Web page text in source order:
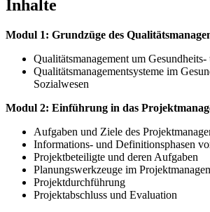
Inhalte
Modul 1: Grundzüge des
Qualitätsmanagement um
Qualitätsmanagementsysteme im
Sozialwesen
Modul 2: Einführung in das
Aufgaben und Ziele des
Informations- und Definitionsphasen
Projektbeteiligte und deren Aufgaben
Planungswerkzeuge im
Projektdurchführung
Projektabschluss und Evaluation